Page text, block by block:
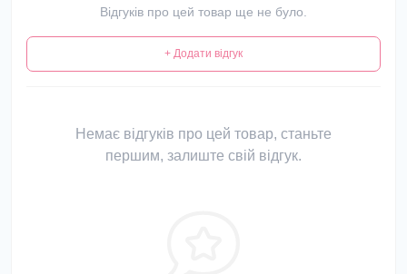
Відгуків про цей товар ще не було.
+ Додати відгук
Немає відгуків про цей товар, станьте
першим, залиште свій відгук.